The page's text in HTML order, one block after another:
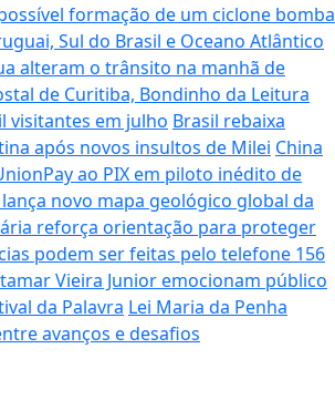
formação de um ciclone bomba
Sul do Brasil e Oceano Atlântico
alteram o trânsito na manhã de
de Curitiba, Bondinho da Leitura
visitantes em julho Brasil rebaixa
após novos insultos de Milei China
ao PIX em piloto inédito de
lança novo mapa geológico global da
reforça orientação para proteger
podem ser feitas pelo telefone 156
Vieira Junior emocionam público
da Palavra Lei Maria da Penha
avanços e desafios